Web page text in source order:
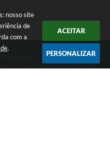
nosso site
de
com a
.
ACEITAR
PERSONALIZAR
- Centro | CEP: 39150-000